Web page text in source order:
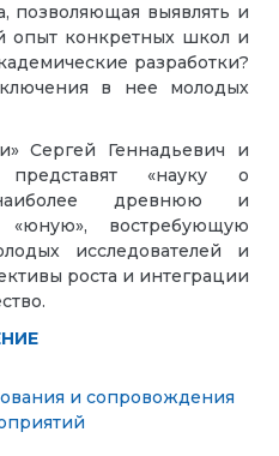
позволяющая выявлять и
опыт конкретных школ и
разработки?
в нее молодых
Сергей Геннадьевич и
«науку о
древнюю и
«юную», востребующую
исследователей и
роста и интеграции
и сопровождения